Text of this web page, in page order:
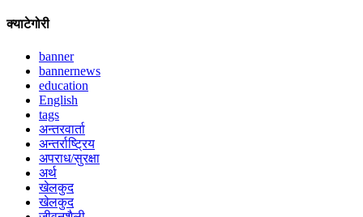
क्याटेगोरी
banner
bannernews
education
English
tags
अन्तरवार्ता
अन्तर्राष्ट्रिय
अपराध/सुरक्षा
अर्थ
खेलकुद
खेलकुद